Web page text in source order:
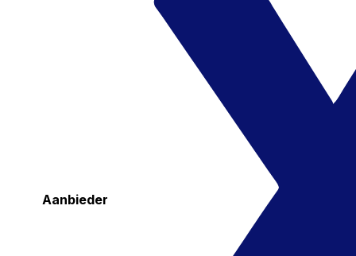
Aanbieder